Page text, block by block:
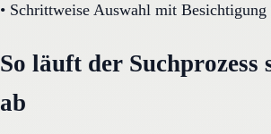
• Schrittweise Auswahl mit
So läuft der
ab